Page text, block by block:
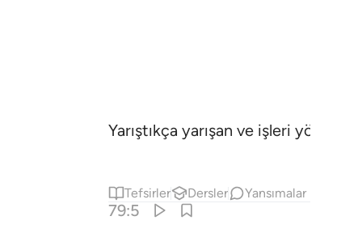
Yarıştıkça yarışan ve işleri
Tefsirler Dersler Yansımalar
79:5